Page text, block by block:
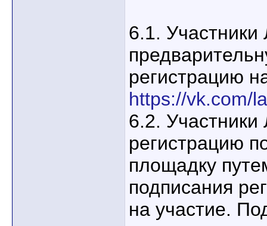
6.1.
регистрацию
https://vk.com/
6.2.
регистрацию
площадку
подписания
на участие.